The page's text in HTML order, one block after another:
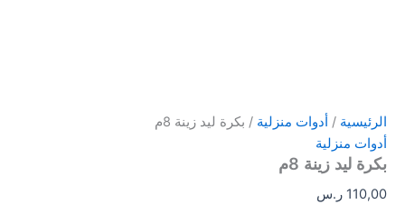
الرئيسية / أدوات منزلية / بكرة ليد زينة 8م
أدوات منزلية
بكرة ليد زينة 8م
110,00 ر.س